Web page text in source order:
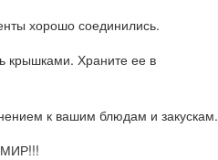
хорошо соединились.
крышками. Храните ее в
к вашим блюдам и закускам.
МИР!!!